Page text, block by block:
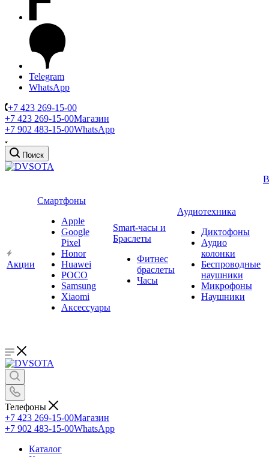
Telegram
WhatsApp
+7 423 269-15-00
+7 423 269-15-00Магазин
+7 902 483-15-00WhatsApp
Поиск
Акции
Смартфоны
Apple
Google
Pixel
Honor
Huawei
POCO
Samsung
Xiaomi
Аксессуары
Smart-часы и
Браслеты
Фитнес
браслеты
Часы
Аудиотехника
Диктофоны
Аудио
колонки
Беспроводные
наушники
Микрофоны
Наушники
Телефоны
+7 423 269-15-00Магазин
+7 902 483-15-00WhatsApp
Каталог